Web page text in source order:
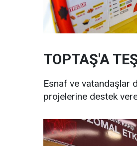
TOPTAŞ'A
Esnaf ve vatandaşlar
projelerine destek